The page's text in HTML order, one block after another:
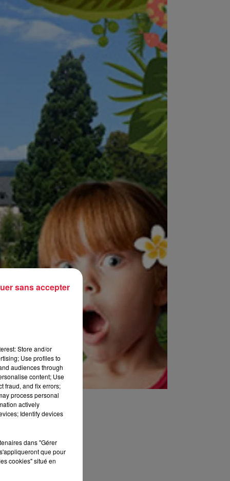
Store and/or
Use profiles to
audiences through
content; Use
fraud, and fix errors;
process personal
actively
Identify devices
dans "Gérer
que pour
cookies" situé en
sans accepter